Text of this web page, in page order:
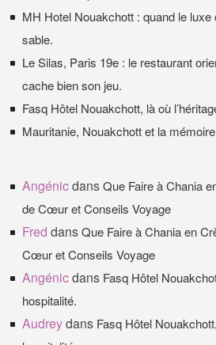
MH Hotel Nouakchott : quand le
sable.
Le Silas, Paris 19e : le restaurant
cache bien son jeu.
Fasq Hôtel Nouakchott, là où
Mauritanie, Nouakchott et la
AngénicdansQue Faire à Chania
de Cœur et Conseils Voyage
Fred dansQue Faire à Chania en
Cœur et Conseils Voyage
Angénicdans Fasq Hôtel
hospitalité.
Audreydans Fasq Hôtel